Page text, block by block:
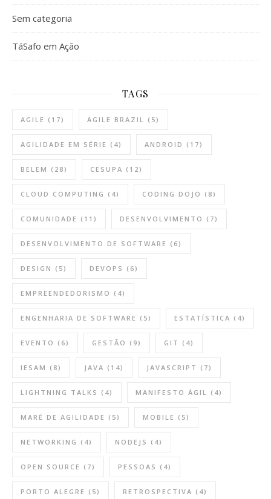
Sem categoria
TáSafo em Ação
TAGS
AGILE (17) AGILE BRAZIL (5)
AGILIDADE EM SÉRIE (4) ANDROID (17)
BELEM (28) CESUPA (12)
CLOUD COMPUTING (4) CODING DOJO (8)
COMUNIDADE (11) DESENVOLVIMENTO (7)
DESENVOLVIMENTO DE SOFTWARE (6)
DESIGN (5) DEVOPS (6)
EMPREENDEDORISMO (4)
ENGENHARIA DE SOFTWARE (5) ESTATÍSTICA (4)
EVENTO (6) GESTÃO (9) GIT (4)
IESAM (8) JAVA (14) JAVASCRIPT (7)
LIGHTNING TALKS (4) MANIFESTO ÁGIL (4)
MARÉ DE AGILIDADE (5) MOBILE (5)
NETWORKING (4) NODEJS (4)
OPEN SOURCE (7) PESSOAS (4)
PORTO ALEGRE (5) RETROSPECTIVA (4)